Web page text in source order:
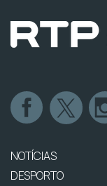
NOTÍCIAS
DESPORTO